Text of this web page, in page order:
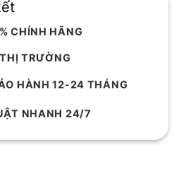
CHÍNH HÃNG
TRƯỜNG
HÀNH 12-24 THÁNG
NHANH 24/7